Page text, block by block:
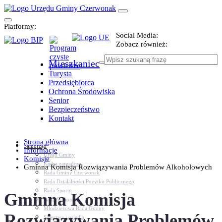
Platformy:
Social Media:
Zobacz również:
Mieszkaniec
Turysta
Przedsiębiorca
Ochrona Środowiska
Senior
Bezpieczeństwo
Kontakt
Samorząd
Urząd Gminy
Kadra zarządcza
Rada Gminy Czerwonak
Rada Działalności Pożytku Publicznego
Rada Sportu
Rada Seniorów
Młodzieżowa Rada Gminy
Sołectwa i osiedla
Strona główna
Informacje
Komisje
Gminna Komisja Rozwiązywania Problemów Alkoholowych
Gminna Komisja